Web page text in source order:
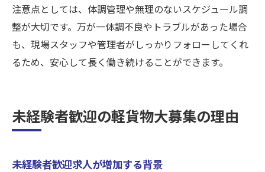
注意点としては、体調管理や無理のないスケジュール調
整が大切です。万が一体調不良やトラブルがあった場合
も、現場スタッフや管理者がしっかりフォローしてくれ
るため、安心して長く働き続けることができます。
未経験者歓迎の軽貨物大募集の理由
未経験者歓迎求人が増加する背景